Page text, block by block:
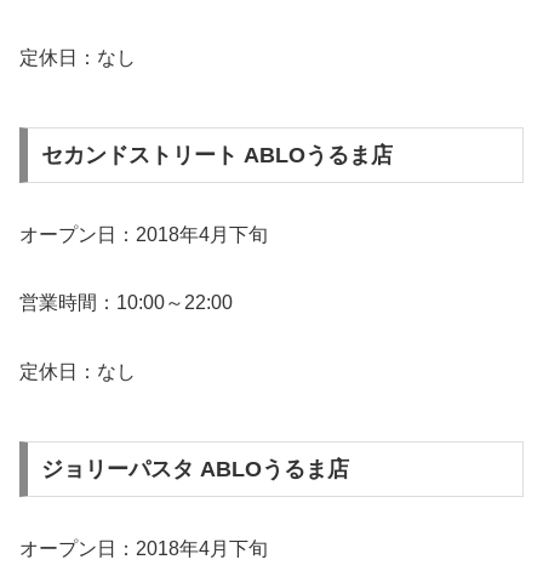
定休日：なし
セカンドストリート ABLOうるま店
オープン日：2018年4月下旬
営業時間：10:00～22:00
定休日：なし
ジョリーパスタ ABLOうるま店
オープン日：2018年4月下旬